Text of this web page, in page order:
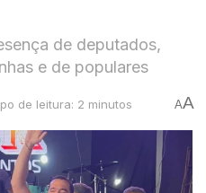
de deputados,
e de populares
de leitura: 2 minutos AA